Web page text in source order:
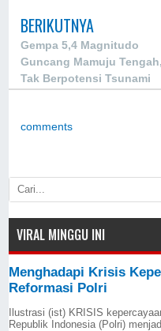
BERIKUTNYA
Gempa 5,4 Magnitudo
Guncang Mamuju Tengah,
Tak Berpotensi Tsunami
comments
VIRAL MINGGU INI
Menghadapi Krisis
Reformasi Polri
Ilustrasi (ist) KRISIS
Republik Indonesia (Polri)